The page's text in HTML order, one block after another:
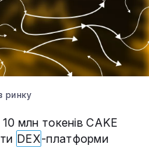
ринку
млн токенів CAKE
DEX-платформи